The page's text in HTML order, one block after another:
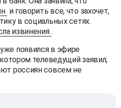
и говорить все, что захочет,
в социальных сетях.
извинения .
появился в эфире
телеведущий заявил,
россиян совсем не